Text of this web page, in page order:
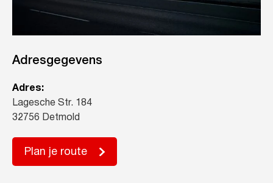
Adresgegevens
Adres:
Lagesche Str. 184
32756 Detmold
Plan je route